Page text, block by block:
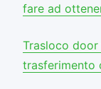
fare ad
Trasloco
trasferimento